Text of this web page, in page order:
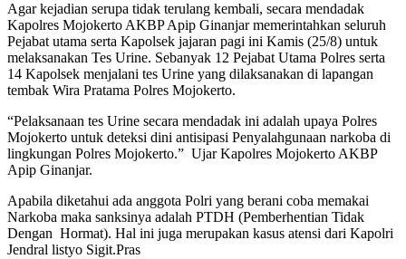
Agar kejadian serupa tidak terulang kembali, secara mendadak
Kapolres Mojokerto AKBP Apip Ginanjar memerintahkan seluruh
Pejabat utama serta Kapolsek jajaran pagi ini Kamis (25/8) untuk
melaksanakan Tes Urine. Sebanyak 12 Pejabat Utama Polres serta
14 Kapolsek menjalani tes Urine yang dilaksanakan di lapangan
tembak Wira Pratama Polres Mojokerto.
“Pelaksanaan tes Urine secara mendadak ini adalah upaya Polres
Mojokerto untuk deteksi dini antisipasi Penyalahgunaan narkoba di
lingkungan Polres Mojokerto.” Ujar Kapolres Mojokerto AKBP
Apip Ginanjar.
Apabila diketahui ada anggota Polri yang berani coba memakai
Narkoba maka sanksinya adalah PTDH (Pemberhentian Tidak
Dengan Hormat). Hal ini juga merupakan kasus atensi dari Kapolri
Jendral listyo Sigit.Pras